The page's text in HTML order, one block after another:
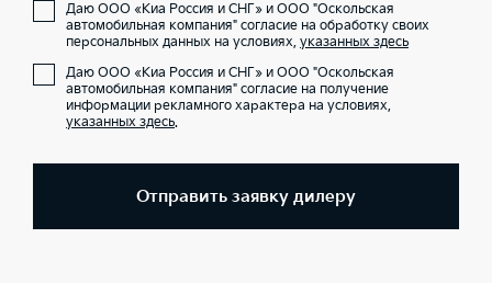
Даю ООО «Киа Россия и СНГ» и ООО "Оскольская
автомобильная компания" согласие на обработку своих
персональных данных на условиях, указанных здесь
Даю ООО «Киа Россия и СНГ» и ООО "Оскольская
автомобильная компания" согласие на получение
информации рекламного характера на условиях,
указанных здесь.
Отправить заявку дилеру